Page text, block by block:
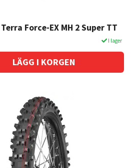
Force-EX MH 2 Super TT
I lager